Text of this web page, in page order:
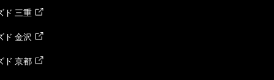
ド 三重
ド 金沢
ド 京都